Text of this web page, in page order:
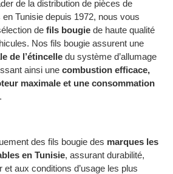
de la distribution de pièces de
Tunisie depuis 1972, nous vous
de fils bougie de haute qualité
Nos fils bougie assurent une
de l’étincelle du système d’allumage
ainsi une combustion efficace,
maximale et une consommation
.
des fils bougie des marques les
en Tunisie, assurant durabilité,
aux conditions d’usage les plus